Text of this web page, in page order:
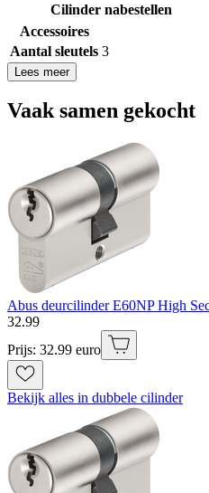
Cilinder nabestellen
Accessoires
Aantal sleutels 3
Lees meer
Vaak samen gekocht
Abus deurcilinder E60NP High
32.99
Prijs: 32.99 euro
Bekijk alles in dubbele cilinder